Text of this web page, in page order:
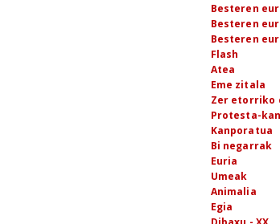
Besteren
Besteren
Besteren
Flash
Atea
Eme zitala
Zer etorriko
Protesta-
Kanporatua
Bi negarrak
Euria
Umeak
Animalia
Egia